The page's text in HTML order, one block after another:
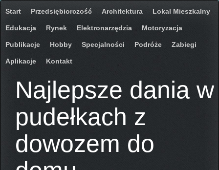
Start Przedsiębiorczość Architektura Lokal Mieszkalny
Edukacja Rynek Elektronarzędzia Motoryzacja
Publikacje Hobby Specjalności Podróże Zabiegi
Aplikacje Kontakt
Najlepsze dania w
pudełkach z
dowozem do